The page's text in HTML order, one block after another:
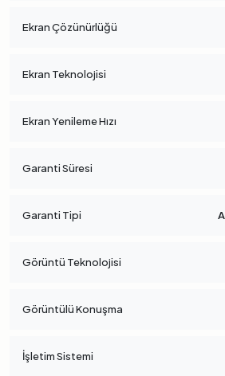
Ekran Çözünürlüğü
Ekran Teknolojisi
Ekran Yenileme Hızı
Garanti Süresi
Garanti Tipi
Görüntü Teknolojisi
Görüntülü Konuşma
İşletim Sistemi